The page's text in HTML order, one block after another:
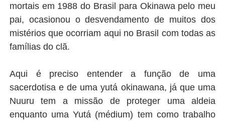
mortais em 1988 do Brasil para Okinawa pelo meu
pai, ocasionou o desvendamento de muitos dos
mistérios que ocorriam aqui no Brasil com todas as
famílias do clã.
Aqui é preciso entender a função de uma
sacerdotisa e de uma yutá okinawana, já que uma
Nuuru tem a missão de proteger uma aldeia
enquanto uma Yutá (médium) tem como trabalho